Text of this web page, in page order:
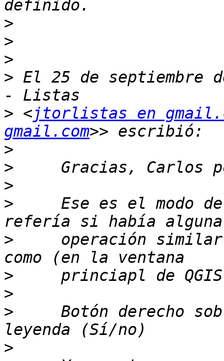
>
>
>
> El 25 de septiembre
> <jtorlistas en
gmail.com
>
>
>
>
Ese es el modo
>
operación
>
>
>
Botón derecho
>